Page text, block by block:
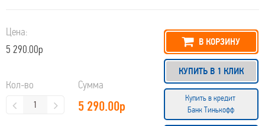
Цена:
5 290.00р
Кол-во Сумма
5 290.00р
В КОРЗИНУ
КУПИТЬ В 1 КЛИК
Купить в кредит
Банк Тинькофф